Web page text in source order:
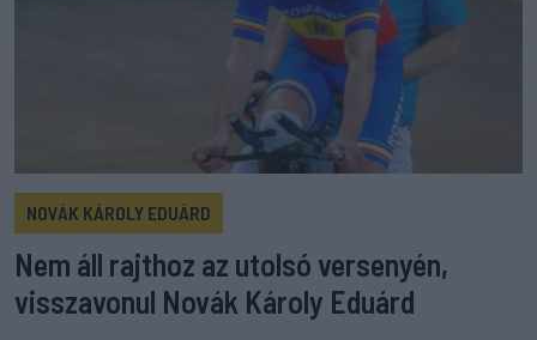
NOVÁK KÁROLY EDUÁRD
Nem áll rajthoz az utolsó versenyén,
visszavonul Novák Károly Eduárd